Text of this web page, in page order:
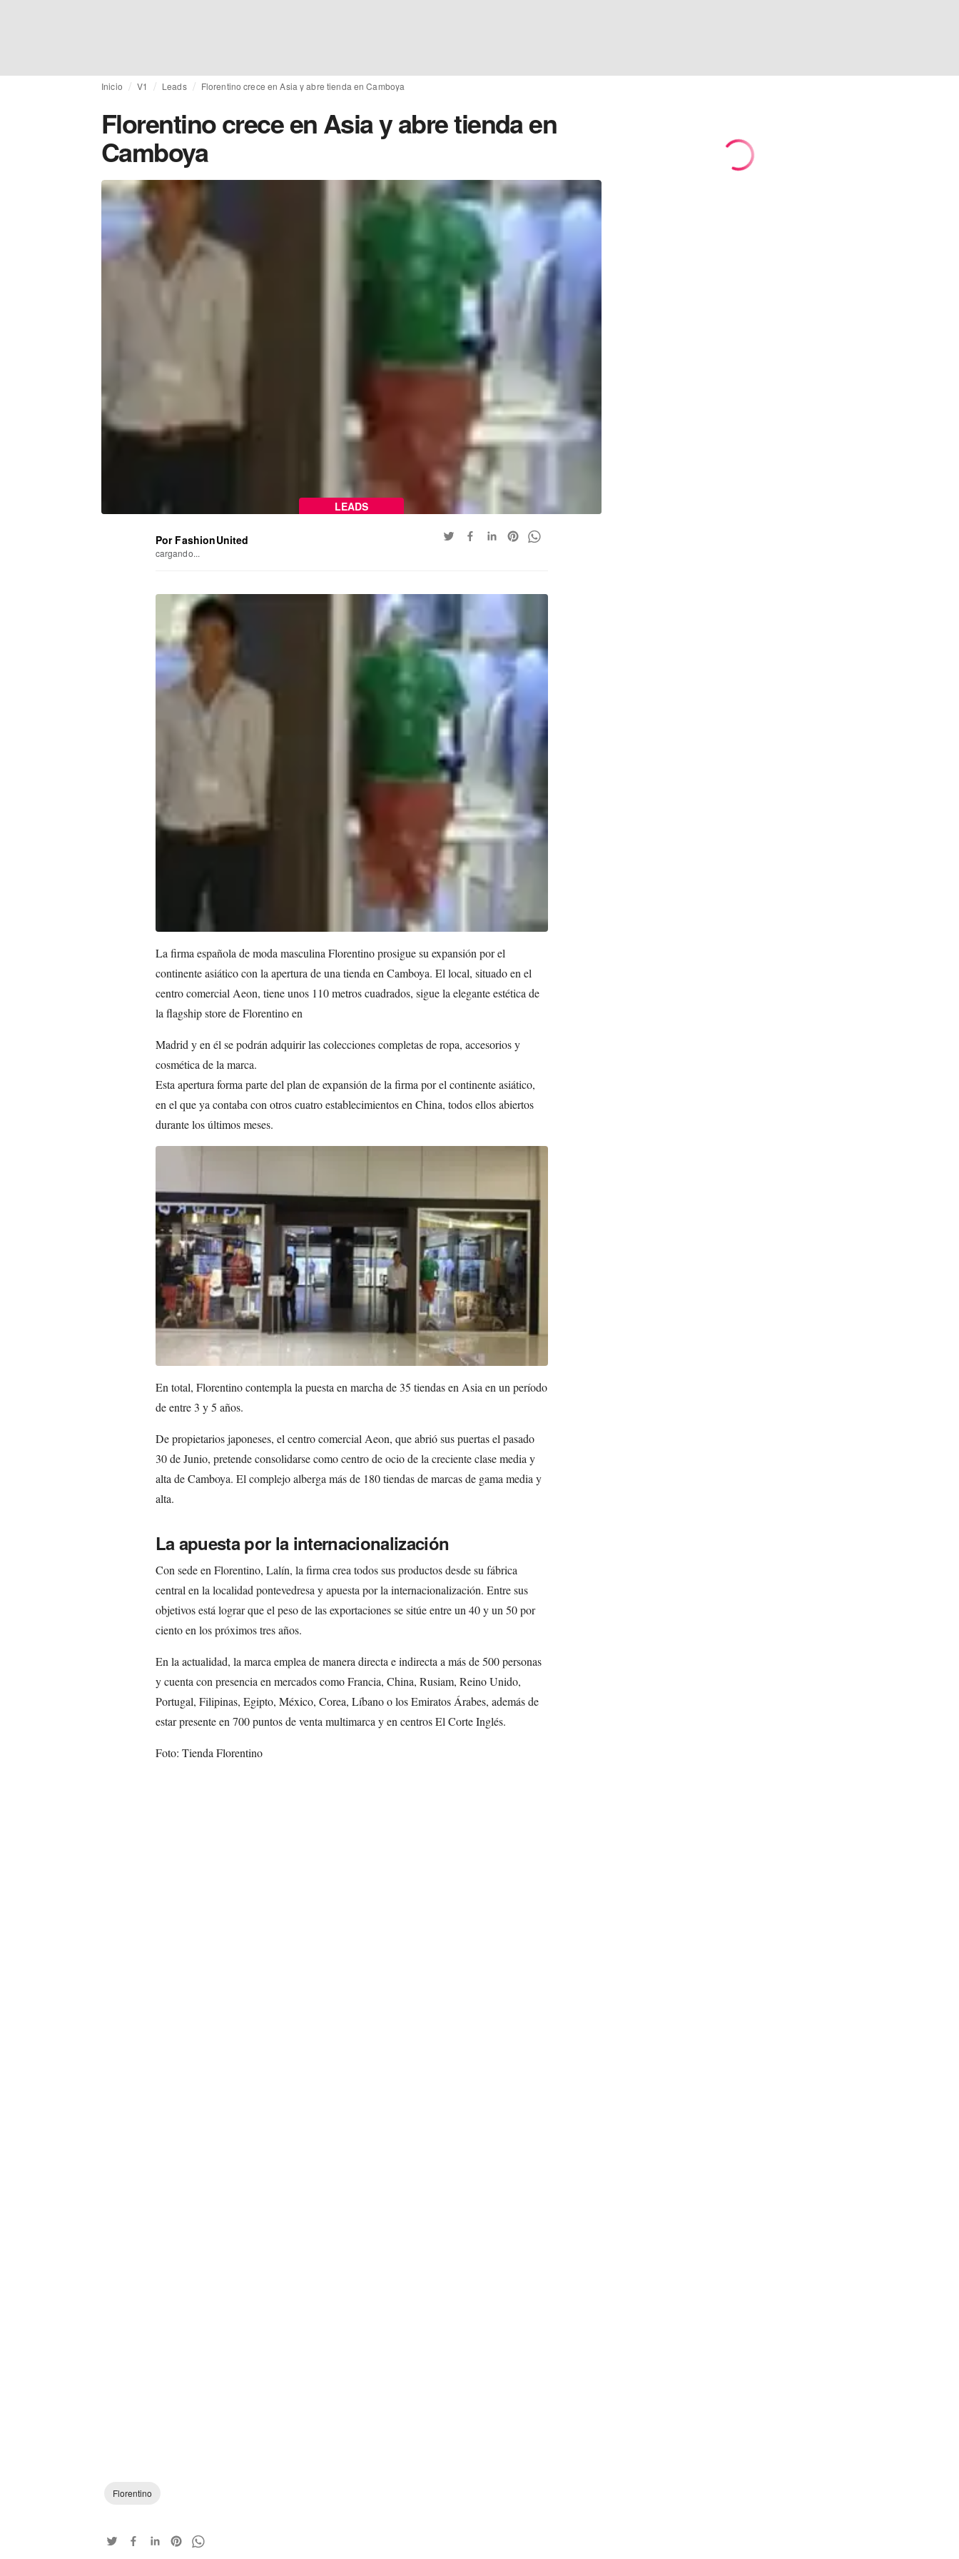
Inicio V1 Leads Florentino crece en Asia y abre tienda en Camboya
Florentino crece en Asia y abre tienda en
Camboya
LEADS
Por FashionUnited
cargando...
La firma española de moda masculina Florentino prosigue su expansión por el
continente asiático con la apertura de una tienda en Camboya. El local, situado en el
centro comercial Aeon, tiene unos 110 metros cuadrados, sigue la elegante estética de
la flagship store de Florentino en
Madrid y en él se podrán adquirir las colecciones completas de ropa, accesorios y
cosmética de la marca.
Esta apertura forma parte del plan de expansión de la firma por el continente asiático,
en el que ya contaba con otros cuatro establecimientos en China, todos ellos abiertos
durante los últimos meses.
En total, Florentino contempla la puesta en marcha de 35 tiendas en Asia en un período
de entre 3 y 5 años.
De propietarios japoneses, el centro comercial Aeon, que abrió sus puertas el pasado
30 de Junio, pretende consolidarse como centro de ocio de la creciente clase media y
alta de Camboya. El complejo alberga más de 180 tiendas de marcas de gama media y
alta.
La apuesta por la internacionalización
Con sede en Florentino, Lalín, la firma crea todos sus productos desde su fábrica
central en la localidad pontevedresa y apuesta por la internacionalización. Entre sus
objetivos está lograr que el peso de las exportaciones se sitúe entre un 40 y un 50 por
ciento en los próximos tres años.
En la actualidad, la marca emplea de manera directa e indirecta a más de 500 personas
y cuenta con presencia en mercados como Francia, China, Rusiam, Reino Unido,
Portugal, Filipinas, Egipto, México, Corea, Líbano o los Emiratos Árabes, además de
estar presente en 700 puntos de venta multimarca y en centros El Corte Inglés.
Foto: Tienda Florentino
Florentino